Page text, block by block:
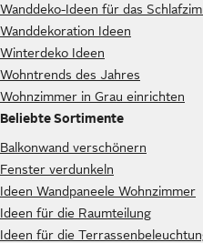
Wanddeko-Ideen für das
Wanddekoration Ideen
Winterdeko Ideen
Wohntrends des Jahres
Wohnzimmer in Grau einrichten
Beliebte Sortimente
Balkonwand verschönern
Fenster verdunkeln
Ideen Wandpaneele Wohnzimmer
Ideen für die Raumteilung
Ideen für die